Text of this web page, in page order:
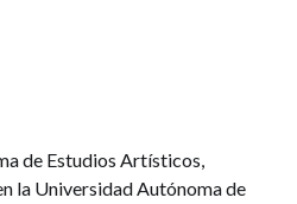
de Estudios Artísticos,
la Universidad Autónoma de